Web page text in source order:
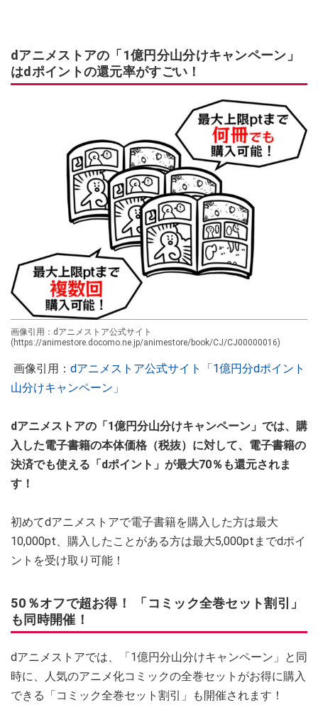
dアニメストアの「1億円分山分けキャンペーン」
はdポイントの還元率がすごい！
画像引用：dアニメストア公式サイト
(https://animestore.docomo.ne.jp/animestore/book/CJ/CJ00000016)
画像引用： dアニメストア公式サイト「1億円分dポイント
山分けキャンペーン」
dアニメストアの「1億円分山分けキャンペーン」では、購
入した電子書籍の本体価格（税抜）に対して、電子書籍の
決済でも使える「dポイント」が最大70％も還元されま
す！
初めてdアニメストアで電子書籍を購入した方は最大
10,000pt、購入したことがある方は最大5,000ptまでdポイ
ントを受け取り可能！
50％オフで超お得！ 「コミック全巻セット割引」
も同時開催！
dアニメストアでは、「1億円分山分けキャンペーン」と同
時に、人気のアニメ化コミックの全巻セットがお得に購入
できる「コミック全巻セット割引」も開催されます！